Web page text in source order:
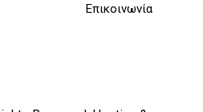
Επικοινωνία